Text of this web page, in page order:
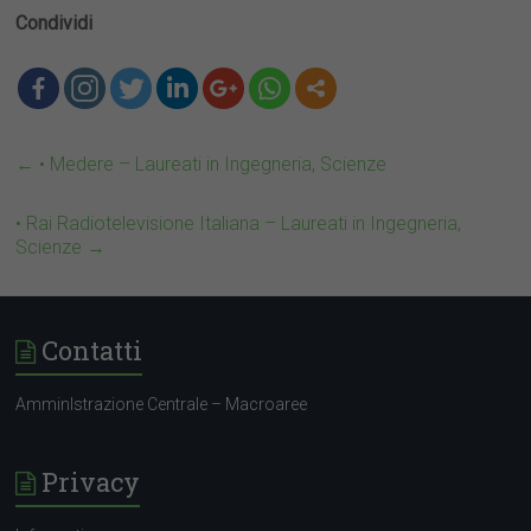
Condividi
← • Medere – Laureati in Ingegneria, Scienze
• Rai Radiotelevisione Italiana – Laureati in Ingegneria,
Scienze →
Contatti
AmminIstrazione Centrale – Macroaree
Privacy